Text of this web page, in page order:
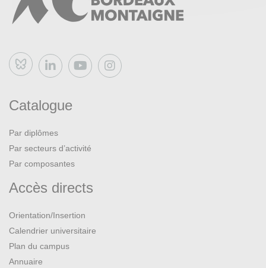
Bluesky
Catalogue
Par diplômes
Par secteurs d’activité
Par composantes
Accès directs
Orientation/Insertion
Calendrier universitaire
Plan du campus
Annuaire